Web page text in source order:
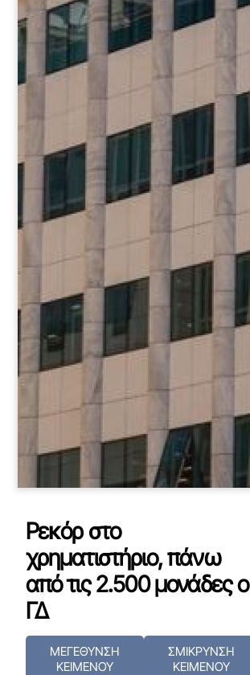
Ρεκόρ στο
χρηματιστήριο, πάνω
από τις 2.500 μονάδες ο
ΓΔ
ΜΕΓΕΘΥΝΣΗ
ΚΕΙΜΕΝΟΥ
ΣΜΙΚΡΥΝΣΗ
ΚΕΙΜΕΝΟΥ